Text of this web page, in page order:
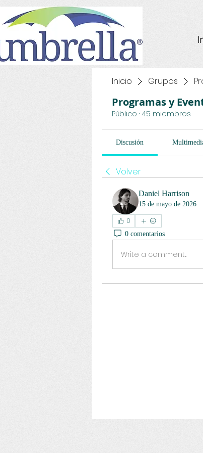
Inicio Grupos
Programas y
Público · 45 miembros
Discusión
Volver
Daniel Harrison
15 de mayo de 2026 ·
0
0 comentarios
Write a comment...